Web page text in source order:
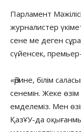
Парламент
журналистер
сене ме деген
сүйенсек,
«Әрине, білім
сенемін. Жеке
емделеміз. Мен
ҚазҰУ-да